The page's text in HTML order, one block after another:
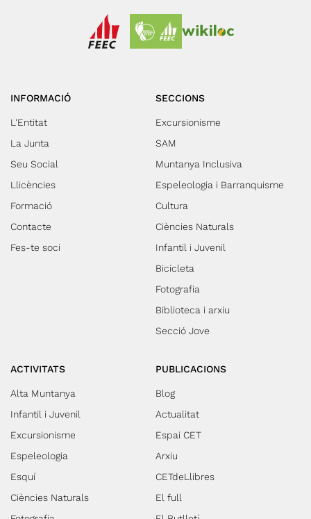
INFORMACIÓ
L'Entitat
La Junta
Seu Social
Llicències
Formació
Contacte
Fes-te soci
SECCIONS
Excursionisme
SAM
Muntanya Inclusiva
Espeleologia i Barranquisme
Cultura
Ciències Naturals
Infantil i Juvenil
Bicicleta
Fotografia
Biblioteca i arxiu
Secció Jove
ACTIVITATS
Alta Muntanya
Infantil i Juvenil
Excursionisme
Espeleologia
Esquí
Ciències Naturals
PUBLICACIONS
Blog
Actualitat
Espai CET
Arxiu
CETdeLlibres
El full